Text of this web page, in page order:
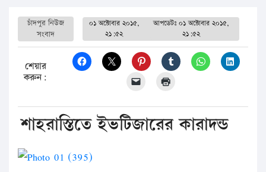
চাঁদপুর নিউজ
সংবাদ
০১ অক্টোবার ২০১৫,
২১:৫২
আপডেটঃ০১ অক্টোবার ২০১৫,
২১:৫২
শেয়ার
করুন:
শাহরাস্তিতে ইভটিজারের কারাদন্ড